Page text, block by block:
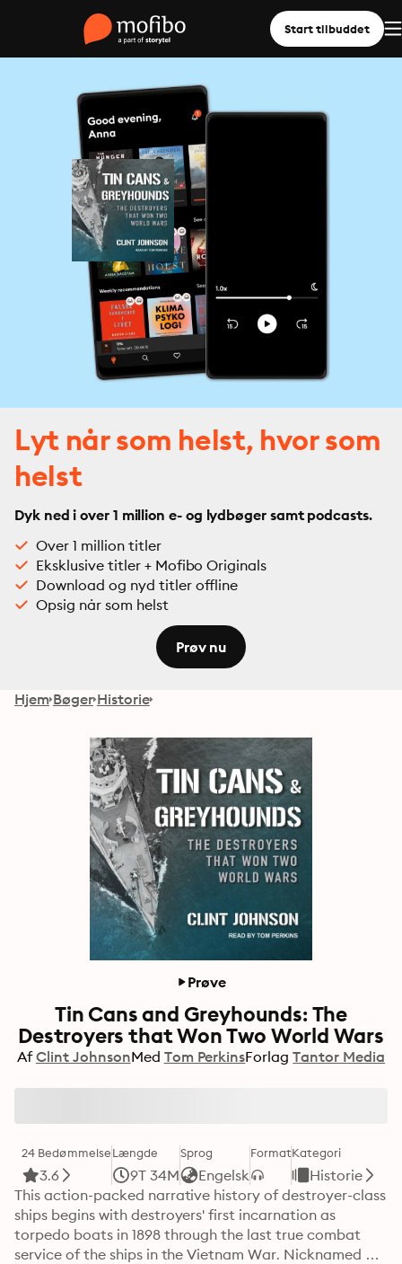
Start tilbuddet
Lyt når som helst, hvor som
helst
Dyk ned i over 1 million e- og lydbøger samt podcasts.
Over 1 million titler
Eksklusive titler + Mofibo Originals
Download og nyd titler offline
Opsig når som helst
Prøv nu
Hjem Bøger Historie
Prøve
Tin Cans and Greyhounds: The
Destroyers that Won Two World Wars
Af Clint JohnsonMed Tom PerkinsForlag Tantor Media
24 Bedømmelse
3.6
Længde
9T 34M
Sprog
Engelsk
FormatKategori
Historie
This action-packed narrative history of destroyer-class
ships begins with destroyers' first incarnation as
torpedo boats in 1898 through the last true combat
service of the ships in the Vietnam War. Nicknamed